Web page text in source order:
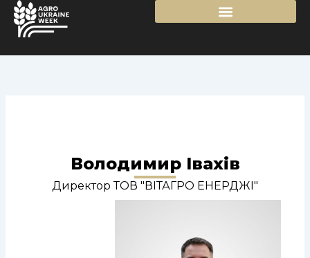
Перейти
вмісту
Володимир Івахів
Директор ТОВ "ВІТАГРО ЕНЕРДЖІ"